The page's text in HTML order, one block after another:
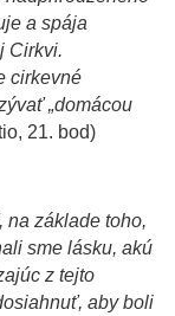
a spája
Cirkvi.
cirkevné
„domácou
21. bod)
na základe toho,
sme lásku, akú
z tejto
aby boli